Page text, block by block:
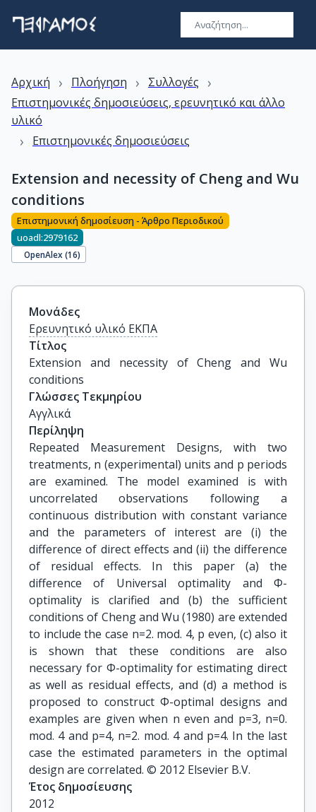
Αρχική › Πλοήγηση › Συλλογές ›
Επιστημονικές δημοσιεύσεις, ερευνητικό και άλλο
υλικό
› Επιστημονικές δημοσιεύσεις
Extension and necessity of Cheng and Wu
conditions
Επιστημονική δημοσίευση - Άρθρο Περιοδικού
uoadl:2979162
OpenAlex (16)
Μονάδες
Ερευνητικό υλικό ΕΚΠΑ
Τίτλος
Extension and necessity of Cheng and Wu
conditions
Γλώσσες Τεκμηρίου
Αγγλικά
Περίληψη
Repeated Measurement Designs, with two
treatments, n (experimental) units and p periods
are examined. The model examined is with
uncorrelated observations following a
continuous distribution with constant variance
and the parameters of interest are (i) the
difference of direct effects and (ii) the difference
of residual effects. In this paper (a) the
difference of Universal optimality and Φ-
optimality is clarified and (b) the sufficient
conditions of Cheng and Wu (1980) are extended
to include the case n=2. mod. 4, p even, (c) also it
is shown that these conditions are also
necessary for Φ-optimality for estimating direct
as well as residual effects, and (d) a method is
proposed to construct Φ-optimal designs and
examples are given when n even and p=3, n=0.
mod. 4 and p=4, n=2. mod. 4 and p=4. In the last
case the estimated parameters in the optimal
design are correlated. © 2012 Elsevier B.V.
Έτος δημοσίευσης
2012